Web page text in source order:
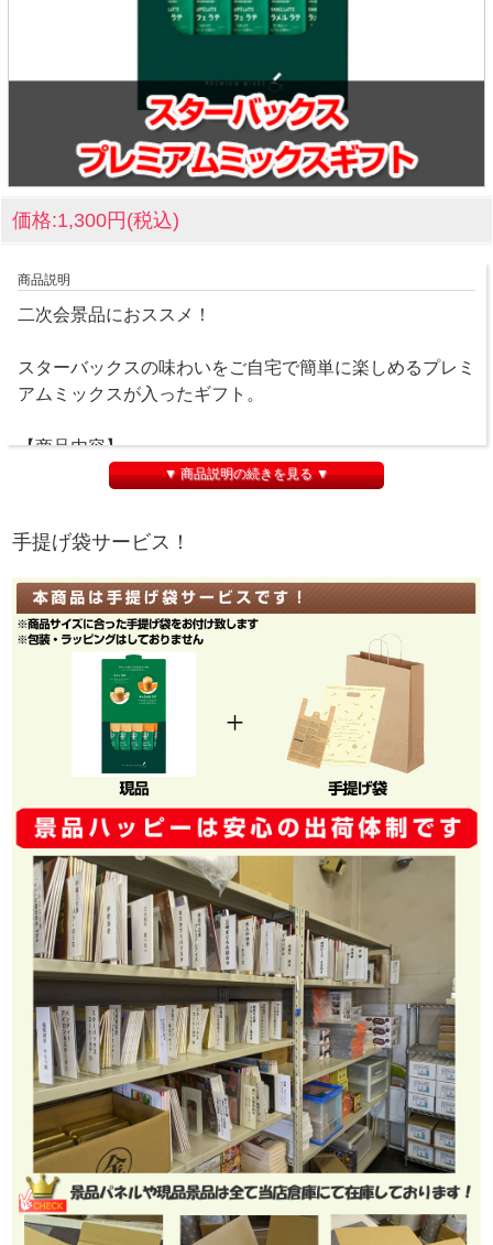
価格:1,300円(税込)
商品説明
二次会景品におススメ！
スターバックスの味わいをご自宅で簡単に楽しめるプレミ
アムミックスが入ったギフト。
【商品内容】
プレミアムミックスカフェ ラテ（18g）×3、プレミアム
▼ 商品説明の続きを見る ▼
手提げ袋サービス！